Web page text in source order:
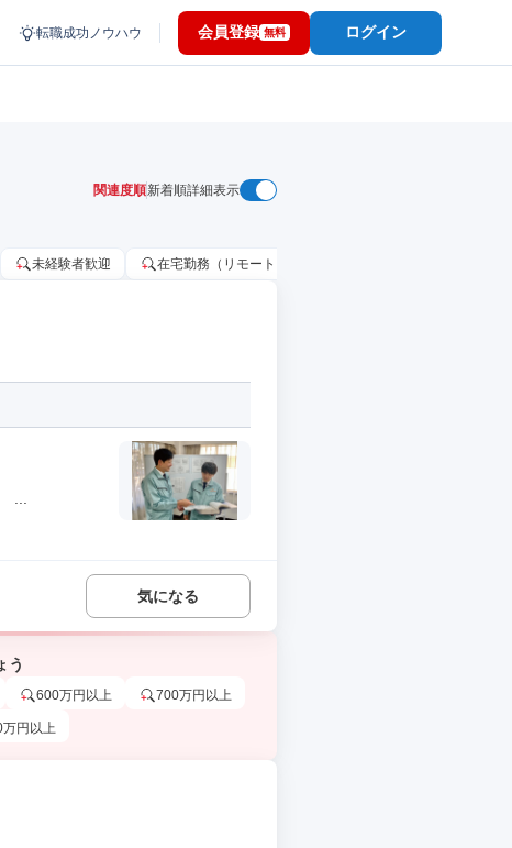
転職成功ノウハウ 会員登録 無料 ログイン
関連度順新着順詳細表示
未経験者歓迎 在宅勤務（リモートワーク）OK
...
気になる
う
600万円以上 700万円以上
万円以上